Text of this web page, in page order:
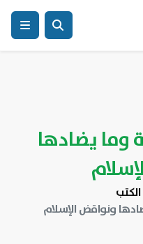
وما يضادها
الكتب
ونواقض الإسلام